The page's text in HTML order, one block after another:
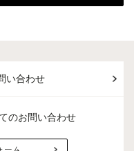
い合わせ
のお問い合わせ